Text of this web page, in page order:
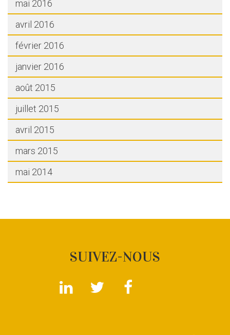
mai 2016
avril 2016
février 2016
janvier 2016
août 2015
juillet 2015
avril 2015
mars 2015
mai 2014
SUIVEZ-NOUS